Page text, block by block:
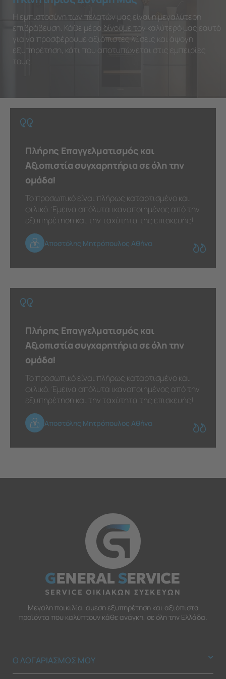
Η εμπιστοσύνη των πελατών μας είναι η μεγαλύτερη
επιβράβευση. Κάθε μέρα δίνουμε τον καλύτερό μας εαυτό
για να προσφέρουμε αξιόπιστες λύσεις και άψογη
εξυπηρέτηση, κάτι που αποτυπώνεται στις εμπειρίες
τους.
Πλήρης Επαγγελματισμός και
Αξιοπιστία συγχαρητήρια σε όλη την
ομάδα!
Το προσωπικό είναι πλήρως καταρτισμένο και
φιλικό. Έμεινα απόλυτα ικανοποιημένος από την
εξυπηρέτηση και την ταχύτητα της επισκευής!
Αποστόλης Μητρόπουλος Αθήνα
Πλήρης Επαγγελματισμός και
Αξιοπιστία συγχαρητήρια σε όλη την
ομάδα!
Το προσωπικό είναι πλήρως καταρτισμένο και
φιλικό. Έμεινα απόλυτα ικανοποιημένος από την
εξυπηρέτηση και την ταχύτητα της επισκευής!
Αποστόλης Μητρόπουλος Αθήνα
GENERALSERVICE
SERVICE ΟΙΚΙΑΚΩΝ ΣΥΣΚΕΥΩΝ
Μεγάλη ποικιλία, άμεση εξυπηρέτηση και αξιόπιστα
προϊόντα που καλύπτουν κάθε ανάγκη, σε όλη την Ελλάδα.
Ο ΛΟΓΑΡΙΑΣΜΟΣ ΜΟΥ